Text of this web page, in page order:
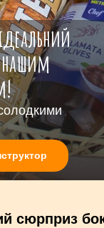
нашим
сюрприз